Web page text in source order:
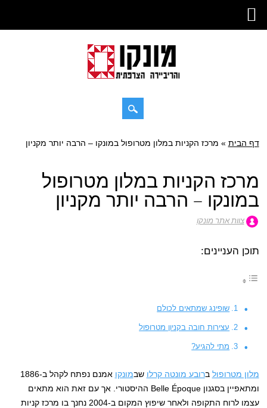
תפריט ראשי
דילוג
דף הבית » מרכז הקניות במלון מטרופול במונקו – הרבה יותר מקניון
מרכז הקניות במלון מטרופול
במונקו – הרבה יותר מקניון
צוות אתר מונקו
תוכן העניינים:
שופינג שמתאים לכולם
עצירות חובה בקניון מטרופול
מתי להגיע?
מלון מטרופול ברובע מונטה קרלו שבמונקו
אמנם נפתח לקהל ב-1886
ומתאפיין בסגנון Belle Époque ההיסטורי. אך עם זאת הוא מתאים
עצמו לרוח התקופה ולאחר שיפוץ המקום ב-2004 נחנך בו מרכז קניות